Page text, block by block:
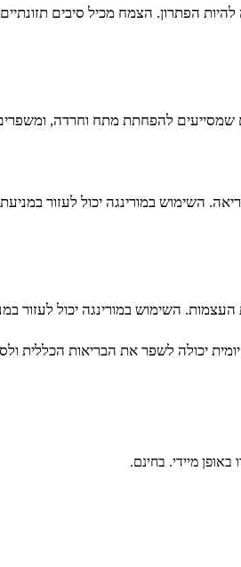
הפתרון. הצמח מכיל סיבים
שמסייעים להפחתת מתח וחרדה,
השימוש במורינגה יכול לעזור
השימוש במורינגה יכול לעזור
יכולה לשפר את הבריאות הכללית